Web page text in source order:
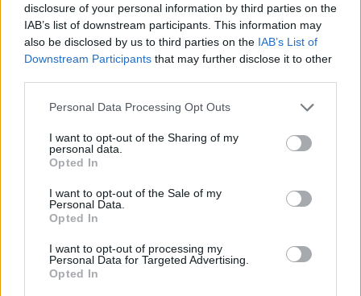
disclosure of your personal information by third parties on the
IAB’s list of downstream participants. This information may
also be disclosed by us to third parties on the IAB’s List of
Downstream Participants that may further disclose it to other
Please note that this website/app uses one or more Google
not limited to your visit or usage behaviour. You may click to
grant or deny consent to Google and its third-party tags to
use your data for below specified purposes in below Google
consent section.
Personal Data Processing Opt Outs
I want to opt-out of the Sharing of my
personal data.
Opted In
I want to opt-out of the Sale of my
Personal Data.
Opted In
I want to opt-out of processing my
Personal Data for Targeted Advertising.
Opted In
A régió egyik legjelentősebb filmes
mustrájának számít a havannai fesztivál,
amelyet mások mellett Gabriel García
Márquez Nobel-díjas kolumbiai író alapított.
Idén tíz nap alatt 450 filmet vetítettek, nagy
többségében latin-amerikait. A Korall
versengett.
Film Mexikó Dráma Latin-Amerika Drog Elismerés